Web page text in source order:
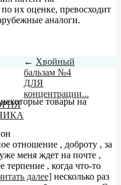
их оценке, превосходит
аналоги.
товары на
отношение , доброту , за
меня ждет на почте ,
терпение , когда что-то
далее] несколько раз
← Хвойный
бальзам №4
ДЛЯ
концентрации...